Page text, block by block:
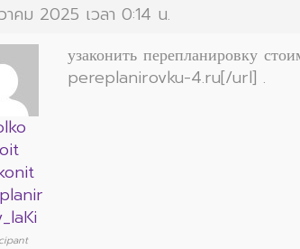
าคม 2025 เวลา 0:14 น.
узаконить перепланировку
pereplanirovku-4.ru[/url] .